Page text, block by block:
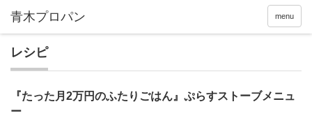
menu
レシピ
『たった月2万円のふたりごはん』ぷらすストーブメニュ
ー